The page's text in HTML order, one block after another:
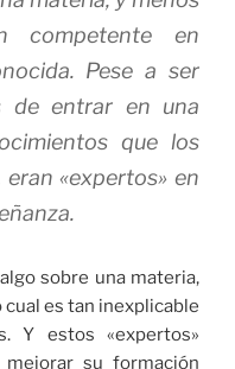
competente en
Pese a ser
de entrar en una
que los
«expertos» en
sobre una materia,
es tan inexplicable
Y estos «expertos»
su formación